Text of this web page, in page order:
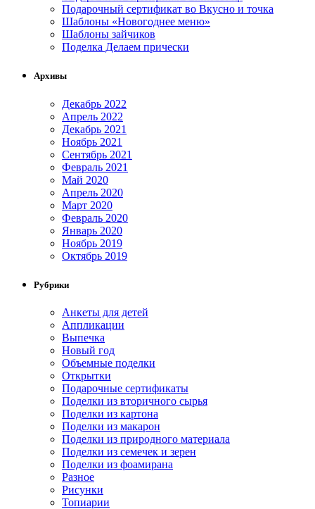
Подарочный сертификат во Вкусно и точка
Шаблоны «Новогоднее меню»
Шаблоны зайчиков
Поделка Делаем прически
Архивы
Декабрь 2022
Апрель 2022
Декабрь 2021
Ноябрь 2021
Сентябрь 2021
Февраль 2021
Май 2020
Апрель 2020
Март 2020
Февраль 2020
Январь 2020
Ноябрь 2019
Октябрь 2019
Рубрики
Анкеты для детей
Аппликации
Выпечка
Новый год
Объемные поделки
Открытки
Подарочные сертификаты
Поделки из вторичного сырья
Поделки из картона
Поделки из макарон
Поделки из природного материала
Поделки из семечек и зерен
Поделки из фоамирана
Разное
Рисунки
Топиарии